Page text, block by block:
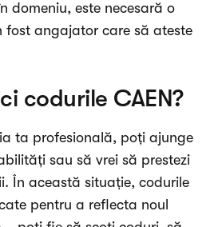
domeniu, este necesară o
fost angajator care să ateste
codurile CAEN?
ta profesională, poți ajunge
sau să vrei să prestezi
În această situație, codurile
pentru a reflecta noul